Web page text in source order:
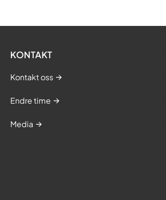
KONTAKT
Kontakt oss
Endre time
Media